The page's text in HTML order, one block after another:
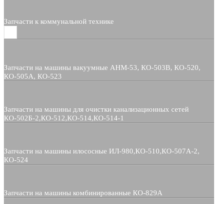
Запчасти к коммунальной технике
Запчасти на машины вакуумные АНМ-53, КО-503В, КО-520,
КО-505А, КО-523
Запчасти на машины для очистки канализационных сетей
КО-502Б-2,КО-512,КО-514,КО-514-1
Запчасти на машины илососные ИЛ-980,КО-510,КО-507А-2,
КО-524
Запчасти на машины комбинированные КО-829А